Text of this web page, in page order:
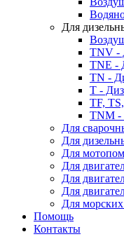
Для
TNV -
TNE -
TN -
T -
TF,
TNM -
Для
Для
Для
Для
Для
Для
Для морских
Помощь
Контакты